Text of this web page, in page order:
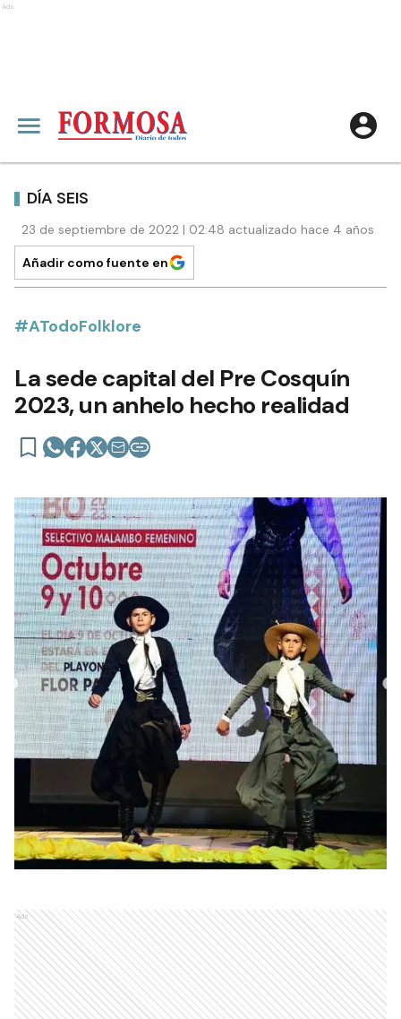
Ads
DÍA SEIS
23 de septiembre de 2022 | 02:48 actualizado hace 4 años
Añadir como fuente en
#ATodoFolklore
La sede capital del Pre Cosquín
2023, un anhelo hecho realidad
Ads